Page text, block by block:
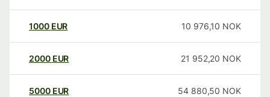
1000 EUR 10 976,10 NOK
2000 EUR 21 952,20 NOK
5000 EUR 54 880,50 NOK